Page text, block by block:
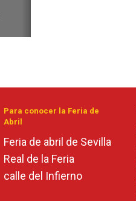
Para conocer la Feria de
Abril
Feria de abril de Sevilla
Real de la Feria
calle del Infierno